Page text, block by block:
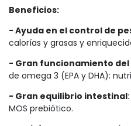
Beneficios:
- Ayuda en el control de
calorías y grasas y
- Gran funcionamiento
de omega 3 (EPA y DHA):
- Gran equilibrio intestinal
MOS prebiótico.